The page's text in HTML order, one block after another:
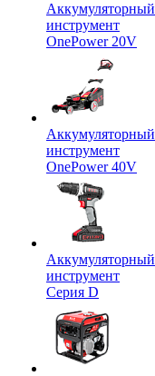
Аккумуляторный
инструмент
OnePower 20V
Аккумуляторный
инструмент
OnePower 40V
Аккумуляторный
инструмент
Серия D